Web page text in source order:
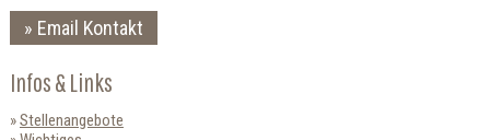
Email Kontakt
Infos & Links
Stellenangebote